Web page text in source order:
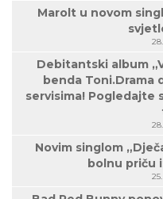
Marolt u novom
Debitantski album
benda Toni.Drama
servisima! Pogledajte
Novim singlom
bolnu priču